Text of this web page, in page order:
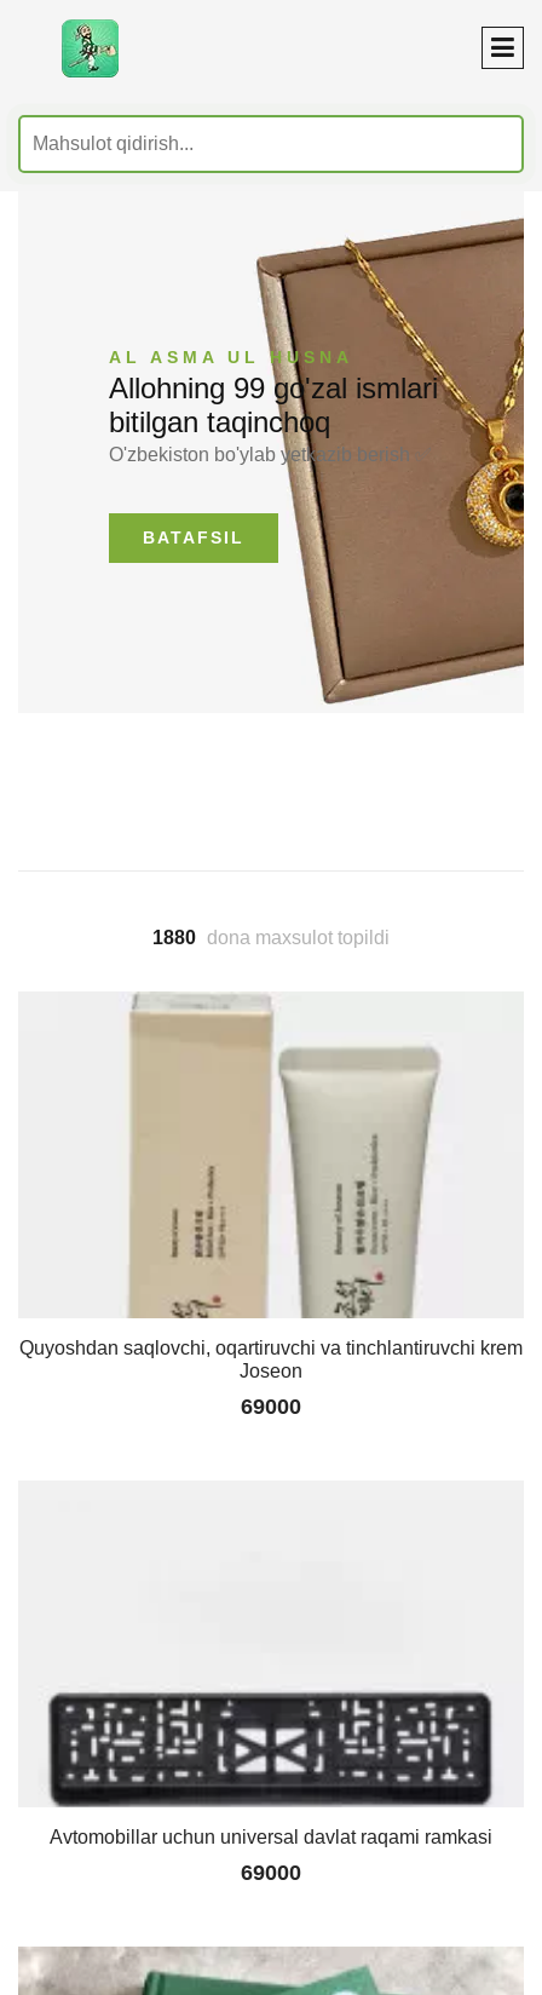
AL ASMA UL HUSNA
Allohning 99 go'zal ismlari
bitilgan taqinchoq
O'zbekiston bo'ylab yetkazib berish ✅
BATAFSIL
1880 dona maxsulot topildi
Quyoshdan saqlovchi, oqartiruvchi va tinchlantiruvchi krem
Joseon
69000
Avtomobillar uchun universal davlat raqami ramkasi
69000